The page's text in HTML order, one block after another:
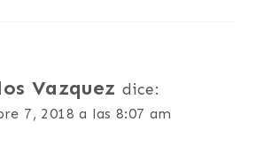
Vazquez dice:
7, 2018 a las 8:07 am